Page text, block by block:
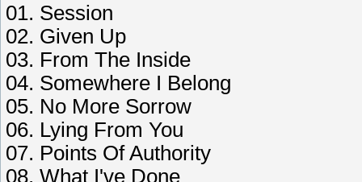
01. Session
02. Given Up
03. From The Inside
04. Somewhere I Belong
05. No More Sorrow
06. Lying From You
07. Points Of Authority
08. What I've Done